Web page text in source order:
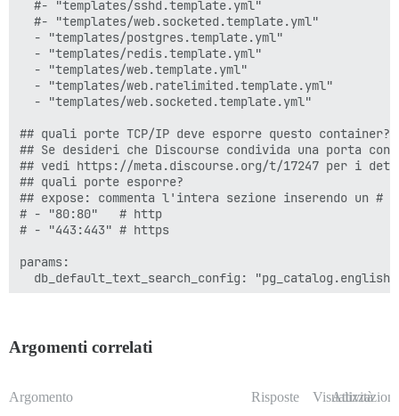
              cmd: sudo -u postgres psql b_discourse
              raise_on_fail: false
- exec: /bin/bash -c 'sudo -u postgres
- exec: /bin/bash -c 'sudo -u postgres
- exec: /bin/bash -c 'sudo -u postgres
      after_code:
        - exec:
            cd: $home/plugins
            cmd:
              - mkdir -p plugins
- git clone https://github.com/
      before_bundle_exec:
        - file:
            contents: |
             secondsite:
               timeout: 5000
                 - b.discourse.example.com
  #- "templates/sshd.template.yml"
  #- "templates/web.socketed.template.yml"
  - "templates/postgres.template.yml"
  - "templates/redis.template.yml"
  - "templates/web.template.yml"
  - "templates/web.ratelimited.template.yml"
  - "templates/web.socketed.template.yml"
## quali porte TCP/IP deve esporre questo container?
## Se desideri che Discourse condivida una porta con
## vedi https://meta.discourse.org/t/17247 per i
## quali porte esporre?
## expose: commenta l'intera sezione inserendo un #
# - "80:80"   # http
# - "443:443" # https
params:
  db_default_text_search_config: "pg_catalog.english"
  #db_shared_buffers: "256MB"
  #db_work_mem: "40MB"
Argomenti correlati
Argomento Risposte Visualizzazioni
Attività